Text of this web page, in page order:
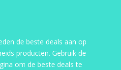
de beste deals aan op
producten. Gebruik de
om de beste deals te